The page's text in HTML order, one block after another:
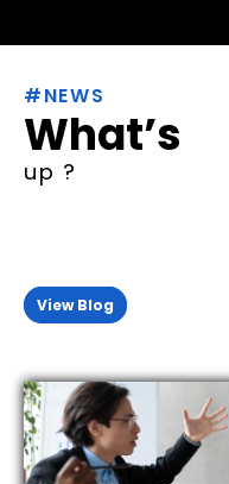
#NEWS
What’s
up ?
View Blog